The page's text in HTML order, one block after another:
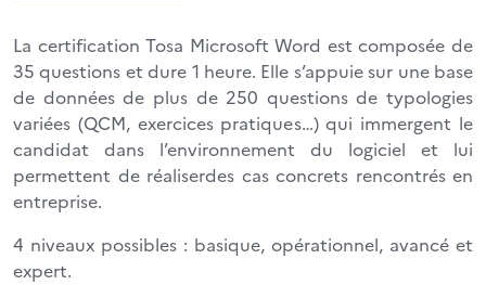
La certification Tosa Microsoft Word est composée de
35 questions et dure 1 heure. Elle s’appuie sur une base
de données de plus de 250 questions de typologies
variées (QCM, exercices pratiques…) qui immergent le
candidat dans l’environnement du logiciel et lui
permettent de réaliserdes cas concrets rencontrés en
entreprise.
4 niveaux possibles : basique, opérationnel, avancé et
expert.